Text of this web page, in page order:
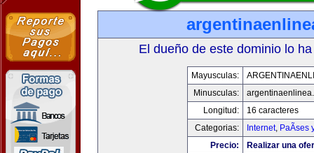
El dueño de este dominio lo
Mayusculas:
Minusculas:
Longitud:
16 caracteres
Categorias:
Internet, PaÃ­ses
Precio:
Realizar una